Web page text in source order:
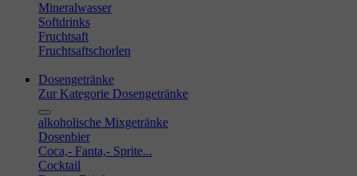
Mineralwasser
Softdrinks
Fruchtsaft
Fruchtsaftschorlen
Dosengetränke
Zur Kategorie Dosengetränke
alkoholische Mixgetränke
Dosenbier
Coca,- Fanta,- Sprite...
Cocktail